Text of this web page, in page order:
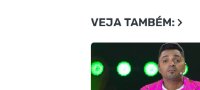
VEJA TAMBÉM: